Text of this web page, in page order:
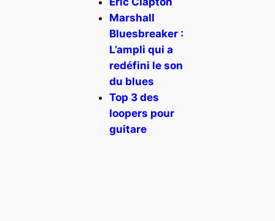
Marshall
Bluesbreaker :
L’ampli qui a
redéfini le son
du blues
Top 3 des
loopers pour
guitare